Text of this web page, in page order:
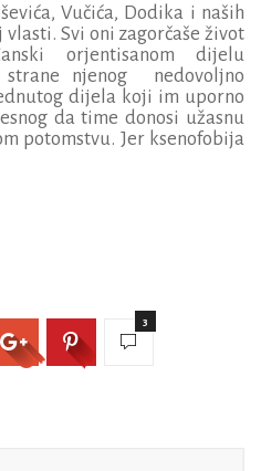
Vučića, Dodika i naših
Svi oni zagorčaše život
orjentisanom dijelu
njenog
nedovoljno
dijela koji im uporno
da time donosi užasnu
potomstvu. Jer ksenofobija
3